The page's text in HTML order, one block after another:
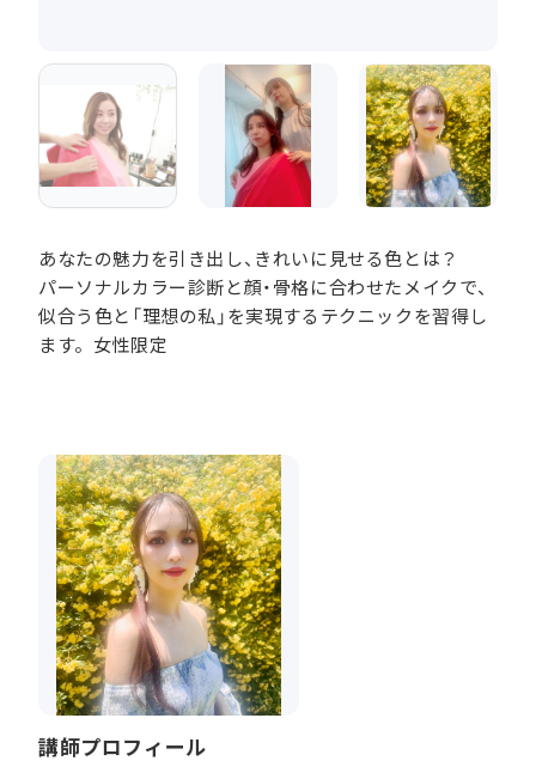
あなたの魅力を引き出し、きれいに見せる色とは？
パーソナルカラー診断と顔・骨格に合わせたメイクで、
似合う色と「理想の私」を実現するテクニックを習得し
ます。女性限定
講師プロフィール